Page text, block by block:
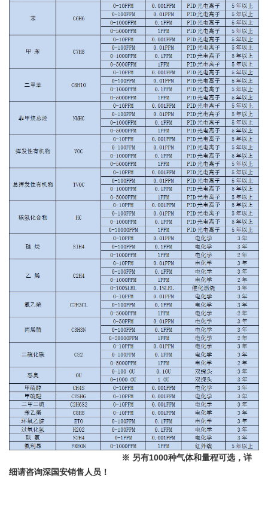
※ 另有1000种气体和量程可选，详
细请咨询深国安销售人员！